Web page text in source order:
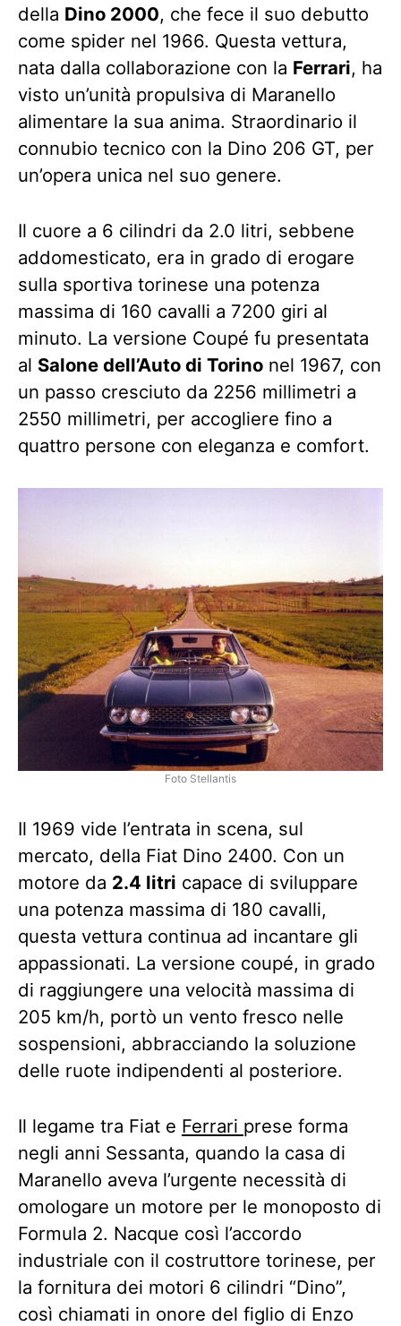
della Dino 2000, che fece il suo debutto
come spider nel 1966. Questa vettura,
nata dalla collaborazione con la Ferrari, ha
visto un’unità propulsiva di Maranello
alimentare la sua anima. Straordinario il
connubio tecnico con la Dino 206 GT, per
un’opera unica nel suo genere.
Il cuore a 6 cilindri da 2.0 litri, sebbene
addomesticato, era in grado di erogare
sulla sportiva torinese una potenza
massima di 160 cavalli a 7200 giri al
minuto. La versione Coupé fu presentata
al Salone dell’Auto di Torino nel 1967, con
un passo cresciuto da 2256 millimetri a
2550 millimetri, per accogliere fino a
quattro persone con eleganza e comfort.
Foto Stellantis
Il 1969 vide l’entrata in scena, sul
mercato, della Fiat Dino 2400. Con un
motore da 2.4 litri capace di sviluppare
una potenza massima di 180 cavalli,
questa vettura continua ad incantare gli
appassionati. La versione coupé, in grado
di raggiungere una velocità massima di
205 km/h, portò un vento fresco nelle
sospensioni, abbracciando la soluzione
delle ruote indipendenti al posteriore.
Il legame tra Fiat e Ferrari prese forma
negli anni Sessanta, quando la casa di
Maranello aveva l’urgente necessità di
omologare un motore per le monoposto di
Formula 2. Nacque così l’accordo
industriale con il costruttore torinese, per
la fornitura dei motori 6 cilindri “Dino”,
così chiamati in onore del figlio di Enzo